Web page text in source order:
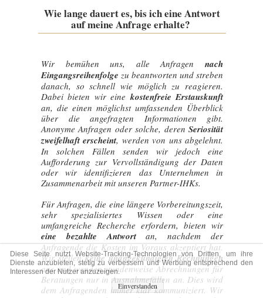
Wir bemühen uns, alle Anfragen nach
Eingangsreihenfolge zu beantworten und streben
danach, so schnell wie möglich zu reagieren.
Dabei bieten wir einekostenfreie Erstauskunft
an, die einen möglichst umfassenden Überblick
über die angefragten Informationen gibt.
Anonyme Anfragen oder solche, deren Seriosität
zweifelhaft erscheint, werden von uns abgelehnt.
In solchen Fällen senden wir jedoch eine
Aufforderung zur Vervollständigung der Daten
oder wir identifizieren das Unternehmen in
Zusammenarbeit mit unseren Partner-IHKs.
Für Anfragen, die eine längere Vorbereitungszeit,
sehr spezialisiertes Wissen oder eine
umfangreiche Recherche erfordern, bieten wir
eine bezahlte Antwortan, nachdem der
Anfragende die Kosten im Voraus akzeptiert hat.
Wir stellenkeine unangekündigten Rechnungen
aus und wenden stundenweise Abrechnungen für
Beratungen nur in Ausnahmefällen an. Dies wird
dem Anfragenden immer klar kommuniziert. Wir
Wie lange dauert es, bis ich eine Antwort
auf meine Anfrage erhalte?
Diese Seite nutzt Website-Tracking-Technologien von Dritten, um ihre
Dienste anzubieten, stetig zu verbessern und Werbung entsprechend den
Interessen der Nutzer anzuzeigen.
Einverstanden